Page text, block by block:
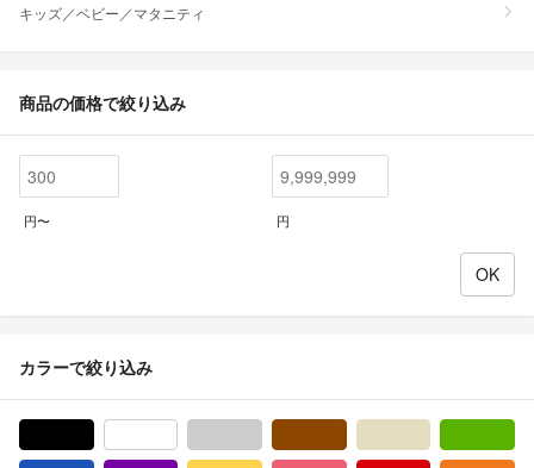
キッズ／ベビー／マタニティ
商品の価格で絞り込み
円〜 円
カラーで絞り込み